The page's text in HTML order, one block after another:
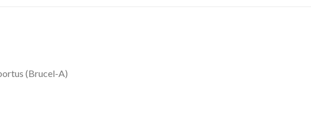
(Brucel-A)